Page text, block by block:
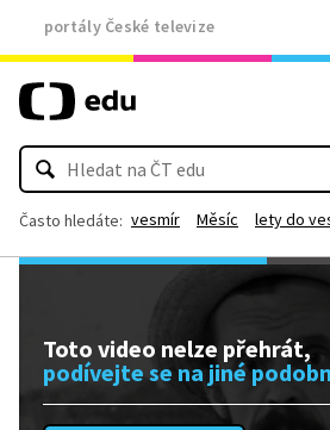
portály České televize
Často hledáte: vesmír Měsíc lety do
Toto video nelze přehrát,
podívejte se na jiné